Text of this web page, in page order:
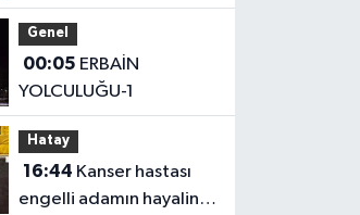
Müdürü Çelebi
Yılmaz’dan Iğdır’daki
Kurumlara Ziyaret ve
Üretim İncelemesi
Genel
00:05
YOLCULUĞU-1
Hatay
16:44
engelli adamın hayalini